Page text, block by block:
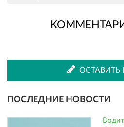
во
ОСТАВИТЬ
ПОСЛЕДНИЕ НОВОСТИ